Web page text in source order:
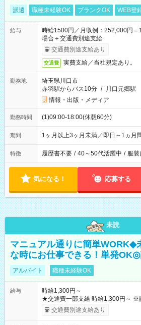
派遣 職種未経験OK ブランクOK WEB登
給与
時給1500円／月収例：252,000円
場合＋交通費別途支給
交通費別途支給あり
交通費 実費支給／当社規定あり。
勤務地
埼玉県川口市
赤羽駅からバス10分 / 川口元郷駅
情報・出版・メディア
勤務時間 (1)09:00-18:00(休憩60分)
期間 1ヶ月以上3ヶ月未満／即日～1ヵ月
特徴 履歴書不要 / 40～50代活躍中 / 服装
気になる！ 応募する
未読
マニュアル通りに簡単WORK◆
な時にお仕事できる！単発
アルバイト 職種未経験OK
給与
時給1,300円～
★交通費一部支給 時給1,300円～ ※試験・役割により手当あり
※勤務回数により昇給あり 【即給
り！】 希望される場合、勤務から1
交通費別途支給あり